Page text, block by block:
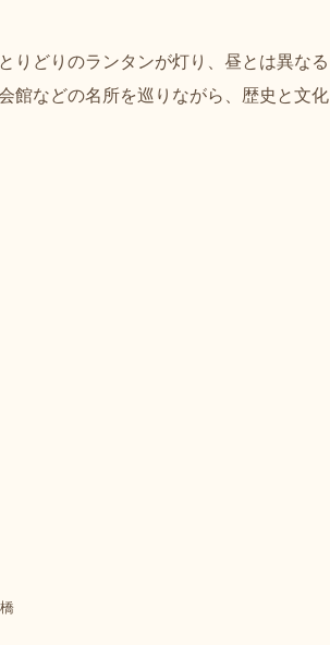
りどりのランタンが灯り、昼とは異なる
館などの名所を巡りながら、歴史と文化